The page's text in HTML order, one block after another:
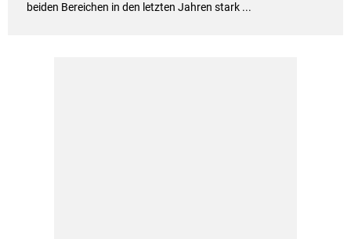
beiden Bereichen in den letzten Jahren stark ...